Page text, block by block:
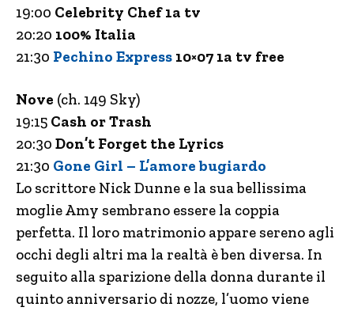
19:00 Celebrity Chef 1a tv
20:20 100% Italia
21:30 Pechino Express 10×07 1a tv free
Nove (ch. 149 Sky)
19:15 Cash or Trash
20:30 Don’t Forget the Lyrics
21:30 Gone Girl – L’amore bugiardo
Lo scrittore Nick Dunne e la sua bellissima
moglie Amy sembrano essere la coppia
perfetta. Il loro matrimonio appare sereno agli
occhi degli altri ma la realtà è ben diversa. In
seguito alla sparizione della donna durante il
quinto anniversario di nozze, l’uomo viene